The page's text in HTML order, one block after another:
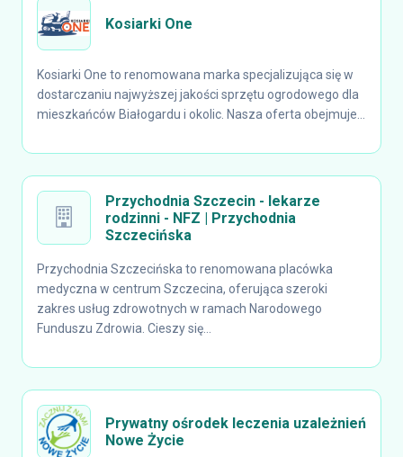
Kosiarki One
Kosiarki One to renomowana marka specjalizująca się w
dostarczaniu najwyższej jakości sprzętu ogrodowego dla
mieszkańców Białogardu i okolic. Nasza oferta obejmuje...
Przychodnia Szczecin - lekarze
rodzinni - NFZ | Przychodnia
Szczecińska
Przychodnia Szczecińska to renomowana placówka
medyczna w centrum Szczecina, oferująca szeroki
zakres usług zdrowotnych w ramach Narodowego
Funduszu Zdrowia. Cieszy się...
Prywatny ośrodek leczenia uzależnień
Nowe Życie